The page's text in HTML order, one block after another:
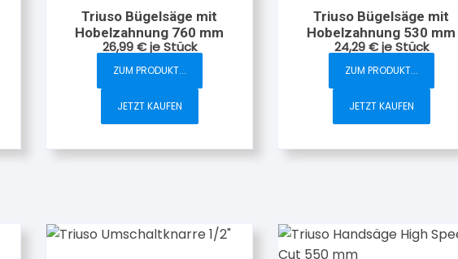
Triuso Bügelsäge mit
Hobelzahnung 760 mm
26,99€ je Stück
ZUM PRODUKT...
JETZT KAUFEN
Triuso Bügelsäge mit
Hobelzahnung 530 mm
24,29€ je Stück
ZUM PRODUKT...
JETZT KAUFEN